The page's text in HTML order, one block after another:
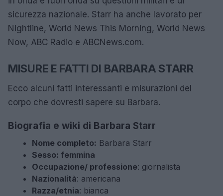
sicurezza nazionale. Starr ha anche lavorato per
Nightline, World News This Morning, World News
Now, ABC Radio e ABCNews.com.
MISURE E FATTI DI BARBARA STARR
Ecco alcuni fatti interessanti e misurazioni del
corpo che dovresti sapere su Barbara.
Biografia e wiki di Barbara Starr
Nome completo: Barbara Starr
Sesso: femmina
Occupazione/ professione: giornalista
Nazionalità: americana
Razza/etnia: bianca